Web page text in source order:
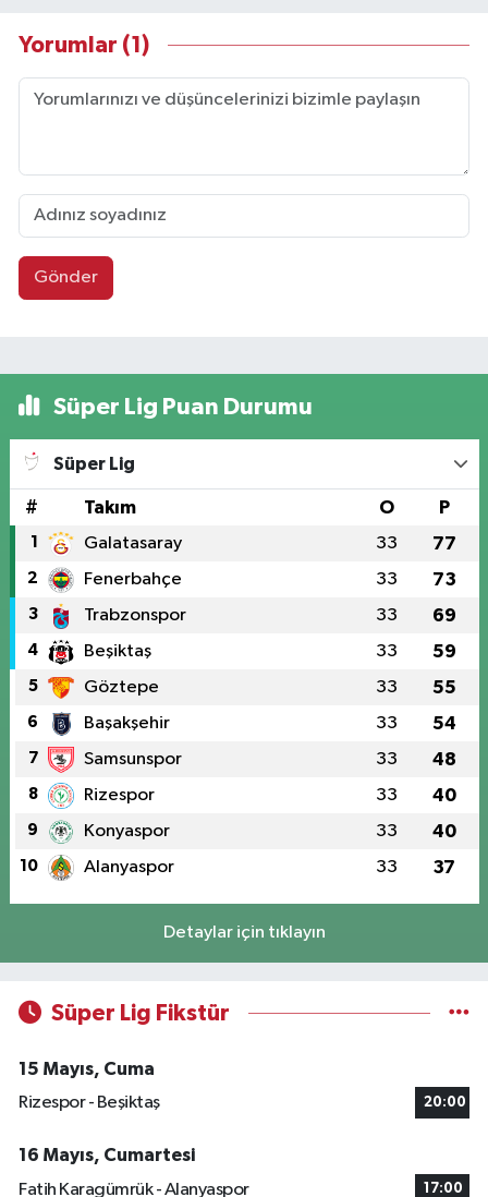
Yorumlar (1)
Gönder
Süper Lig Puan Durumu
Süper Lig
# Takım O P
1 Galatasaray 33 77
2 Fenerbahçe 33 73
3 Trabzonspor 33 69
4 Beşiktaş 33 59
5 Göztepe 33 55
6 Başakşehir 33 54
7 Samsunspor 33 48
8 Rizespor 33 40
9 Konyaspor 33 40
10 Alanyaspor 33 37
Detaylar için tıklayın
Süper Lig Fikstür
15 Mayıs, Cuma
Rizespor - Beşiktaş
20:00
16 Mayıs, Cumartesi
Fatih Karagümrük - Alanyaspor
17:00